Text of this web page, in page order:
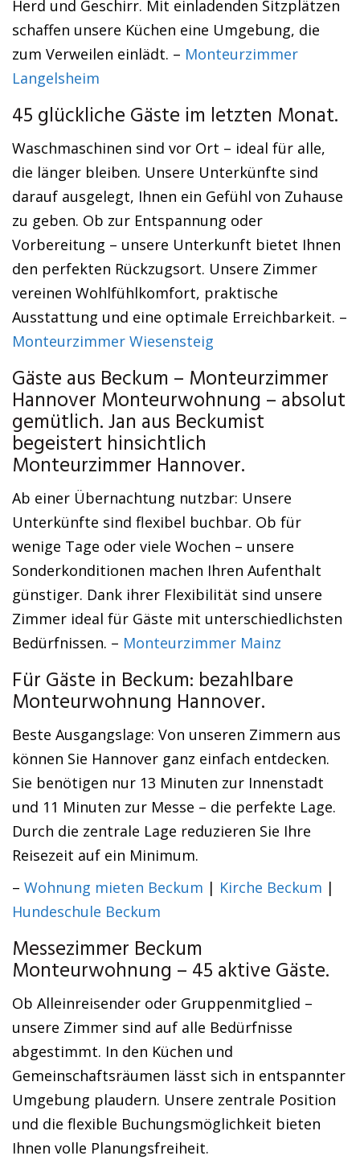
Herd und Geschirr. Mit einladenden Sitzplätzen
schaffen unsere Küchen eine Umgebung, die
zum Verweilen einlädt. – Monteurzimmer
Langelsheim
45 glückliche Gäste im letzten Monat.
Waschmaschinen sind vor Ort – ideal für alle,
die länger bleiben. Unsere Unterkünfte sind
darauf ausgelegt, Ihnen ein Gefühl von Zuhause
zu geben. Ob zur Entspannung oder
Vorbereitung – unsere Unterkunft bietet Ihnen
den perfekten Rückzugsort. Unsere Zimmer
vereinen Wohlfühlkomfort, praktische
Ausstattung und eine optimale Erreichbarkeit. –
Monteurzimmer Wiesensteig
Gäste aus Beckum – Monteurzimmer
Hannover Monteurwohnung – absolut
gemütlich. Jan aus Beckumist
begeistert hinsichtlich
Monteurzimmer Hannover.
Ab einer Übernachtung nutzbar: Unsere
Unterkünfte sind flexibel buchbar. Ob für
wenige Tage oder viele Wochen – unsere
Sonderkonditionen machen Ihren Aufenthalt
günstiger. Dank ihrer Flexibilität sind unsere
Zimmer ideal für Gäste mit unterschiedlichsten
Bedürfnissen. – Monteurzimmer Mainz
Für Gäste in Beckum: bezahlbare
Monteurwohnung Hannover.
Beste Ausgangslage: Von unseren Zimmern aus
können Sie Hannover ganz einfach entdecken.
Sie benötigen nur 13 Minuten zur Innenstadt
und 11 Minuten zur Messe – die perfekte Lage.
Durch die zentrale Lage reduzieren Sie Ihre
Reisezeit auf ein Minimum.
– Wohnung mieten Beckum | Kirche Beckum |
Hundeschule Beckum
Messezimmer Beckum
Monteurwohnung – 45 aktive Gäste.
Ob Alleinreisender oder Gruppenmitglied –
unsere Zimmer sind auf alle Bedürfnisse
abgestimmt. In den Küchen und
Gemeinschaftsräumen lässt sich in entspannter
Umgebung plaudern. Unsere zentrale Position
und die flexible Buchungsmöglichkeit bieten
Ihnen volle Planungsfreiheit.